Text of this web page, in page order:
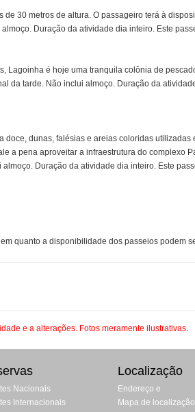
30 metros de altura. O passageiro terá à
Duração da atividade dia inteiro. Este
Lagoinha é hoje uma tranquila colônia de
da tarde. Não inclui almoço. Duração da
dunas, falésias e areias coloridas utilizadas
a pena aproveitar a infraestrutura do complexo
Duração da atividade dia inteiro. Este
quanto a disponibilidade dos passeios podem
e a alterações. Fotos meramente ilustrativas.
Nacionais
Internacionais
Localização
Endereço e
Mapa de localização